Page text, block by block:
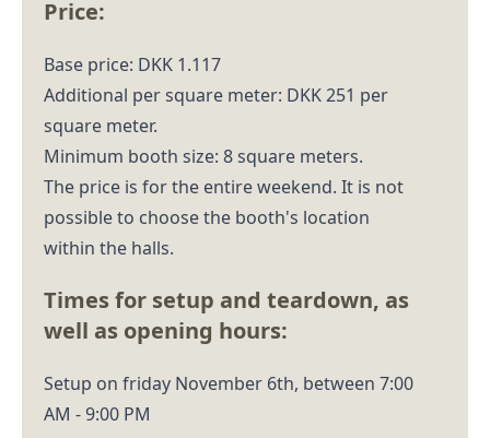
Price:
Base price: DKK 1.117
Additional per square meter: DKK 251 per
square meter.
Minimum booth size: 8 square meters.
The price is for the entire weekend. It is not
possible to choose the booth's location
within the halls.
Times for setup and teardown, as
well as opening hours:
Setup on friday November 6th, between 7:00
AM - 9:00 PM